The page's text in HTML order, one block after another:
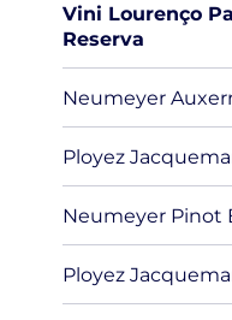
Vini Lourenço
Reserva
Neumeyer
Ployez
Neumeyer Pinot
Ployez